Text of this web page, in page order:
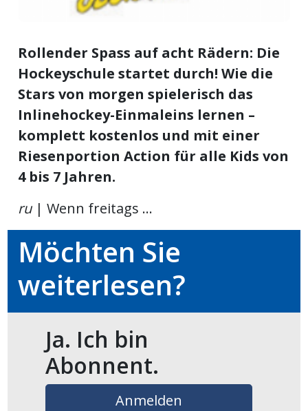
Rollender Spass auf acht Rädern: Die
Hockeyschule startet durch! Wie die
Stars von morgen spielerisch das
Inlinehockey-Einmaleins lernen –
komplett kostenlos und mit einer
Riesenportion Action für alle Kids von
4 bis 7 Jahren.
ru| Wenn freitags ...
Möchten Sie
weiterlesen?
Ja. Ich bin
Abonnent.
Anmelden